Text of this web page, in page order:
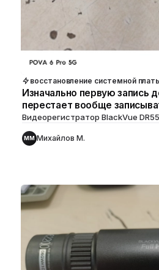
восстановление системной
Изначально первую запись
перестает вообще
Видеорегистратор BlackVue
ММ Михайлов М.